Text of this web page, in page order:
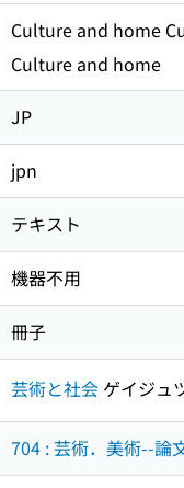
Culture and home
Culture and home
JP
jpn
テキスト
機器不用
冊子
芸術と社会 ゲイジュ
704 : 芸術．美術--論